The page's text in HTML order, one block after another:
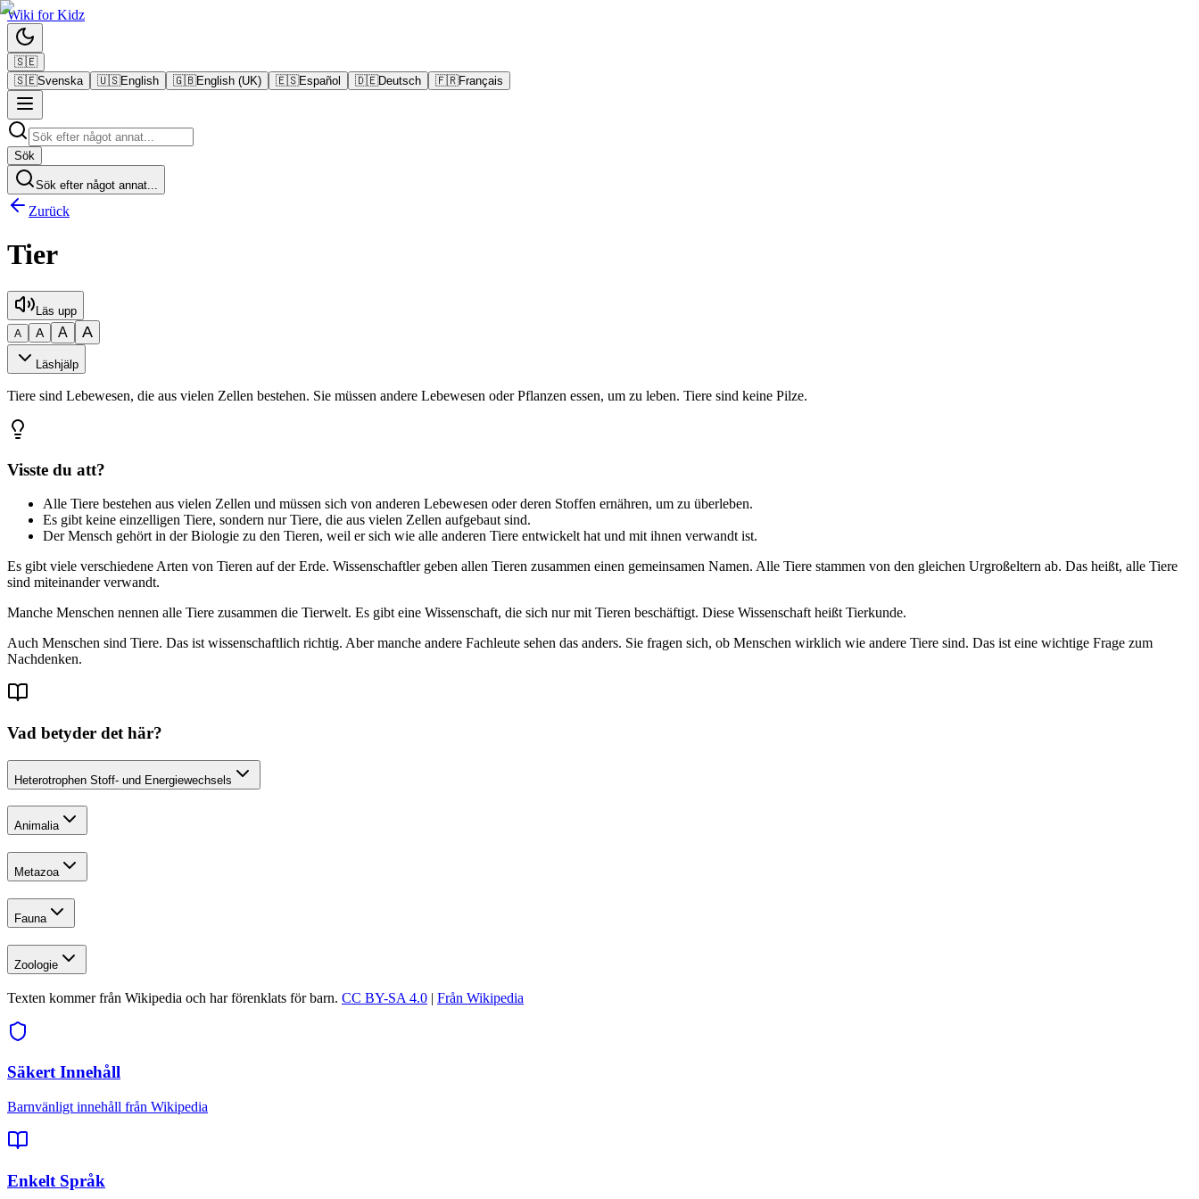
Wiki forKidz
🇸🇪
🇸🇪Svenska 🇺🇸English 🇬🇧English (UK) 🇪🇸Español 🇩🇪Deutsch 🇫🇷Français
Sök
Sök efter något annat...
Zurück
Tier
Läs upp
A A A A
Läshjälp
Tiere sind Lebewesen, die aus vielen Zellen bestehen. Sie müssen andere Lebewesen oder Pflanzen essen, um zu leben. Tiere sind keine Pilze.
Visste du att?
Alle Tiere bestehen aus vielen Zellen und müssen sich von anderen Lebewesen oder deren Stoffen ernähren, um zu überleben.
Es gibt keine einzelligen Tiere, sondern nur Tiere, die aus vielen Zellen aufgebaut sind.
Der Mensch gehört in der Biologie zu den Tieren, weil er sich wie alle anderen Tiere entwickelt hat und mit ihnen verwandt ist.
Es gibt viele verschiedene Arten von Tieren auf der Erde. Wissenschaftler geben allen Tieren zusammen einen gemeinsamen Namen. Alle Tiere stammen von den gleichen Urgroßeltern ab. Das heißt, alle Tiere
sind miteinander verwandt.
Manche Menschen nennen alle Tiere zusammen die Tierwelt. Es gibt eine Wissenschaft, die sich nur mit Tieren beschäftigt. Diese Wissenschaft heißt Tierkunde.
Auch Menschen sind Tiere. Das ist wissenschaftlich richtig. Aber manche andere Fachleute sehen das anders. Sie fragen sich, ob Menschen wirklich wie andere Tiere sind. Das ist eine wichtige Frage zum
Nachdenken.
Vad betyder det här?
Heterotrophen Stoff- und Energiewechsels
Animalia
Metazoa
Fauna
Zoologie
Texten kommer från Wikipedia och har förenklats för barn. CC BY-SA 4.0 | Från Wikipedia
Säkert Innehåll
Barnvänligt innehåll från Wikipedia
Enkelt Språk